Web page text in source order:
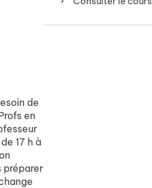
de
en
17 h à
préparer